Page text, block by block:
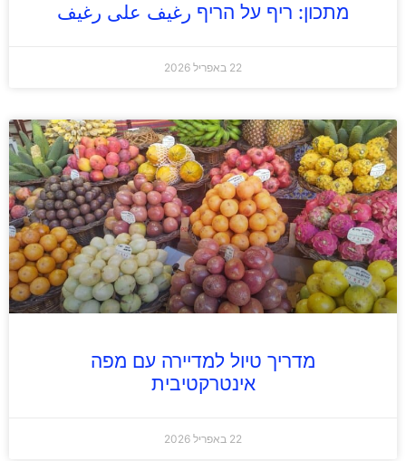
מתכון: ריף על הריף رغيف على رغيف
22 באפריל 2026
מדריך טיול למדיירה עם מפה
אינטרקטיבית
22 באפריל 2026